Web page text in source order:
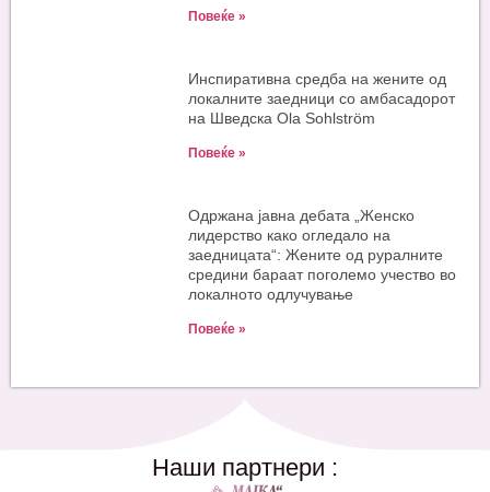
Повеќе »
Инспиративна средба на жените од
локалните заедници со амбасадорот
на Шведска Ola Sohlström
Повеќе »
Одржана јавна дебата „Женско
лидерство како огледало на
заедницата“: Жените од руралните
средини бараат поголемо учество во
локалното одлучување
Повеќе »
Наши партнери :